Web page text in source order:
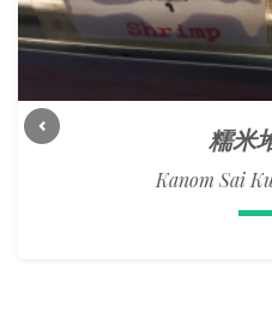
糯米
Kanom Sai
Previous